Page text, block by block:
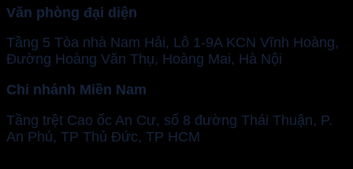
Văn phòng đại diện
Tầng 5 Tòa nhà Nam Hải, Lô 1-9A KCN Vĩnh Hoàng,
Đường Hoàng Văn Thụ, Hoàng Mai, Hà Nội
Chi nhánh Miền Nam
Tầng trệt Cao ốc An Cư, số 8 đường Thái Thuận, P.
An Phú, TP Thủ Đức, TP HCM